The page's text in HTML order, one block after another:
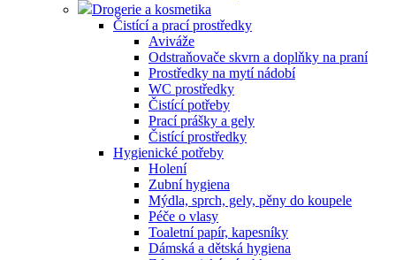
Drogerie a kosmetika
Čistící a prací prostředky
Aviváže
Odstraňovače skvrn a doplňky na praní
Prostředky na mytí nádobí
WC prostředky
Čistící potřeby
Prací prášky a gely
Čistící prostředky
Hygienické potřeby
Holení
Zubní hygiena
Mýdla, sprch, gely, pěny do koupele
Péče o vlasy
Toaletní papír, kapesníky
Dámská a dětská hygiena